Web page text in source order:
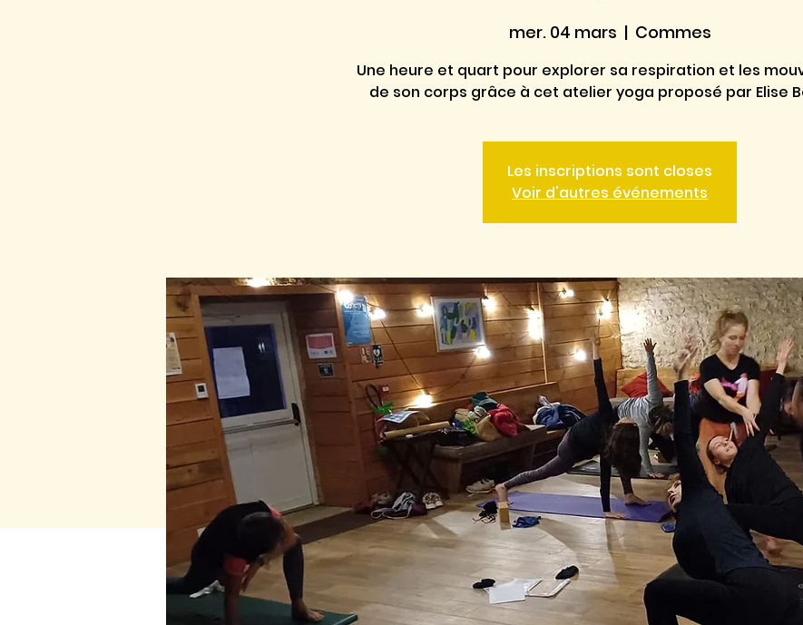
mer. 04 mars
  |
Commes
Une heure et quart pour explorer sa respiration et les
de son corps grâce à cet atelier yoga proposé par Elise
Les inscriptions sont closes
Voir d'autres événements